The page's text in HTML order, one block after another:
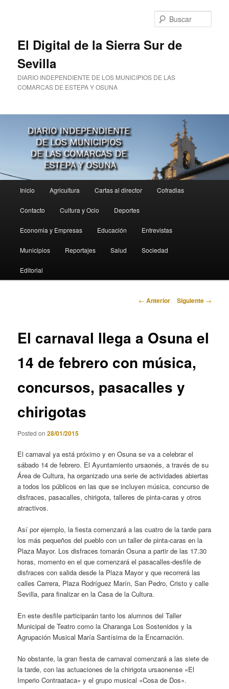
El Digital de la Sierra Sur de
Sevilla
DIARIO INDEPENDIENTE DE LOS MUNICIPIOS DE LAS
COMARCAS DE ESTEPA Y OSUNA
principal
Inicio Agricultura Cartas al director Cofradias
Contacto Cultura y Ocio Deportes
Economia y Empresas Educación Entrevistas
Municipios Reportajes Salud Sociedad
Editorial
Navegación
← Anterior Siguiente →
El carnaval llega a Osuna el
14 de febrero con música,
concursos, pasacalles y
chirigotas
Posted on28/01/2015
El carnaval ya está próximo y en Osuna se va a celebrar el
sábado 14 de febrero. El Ayuntamiento ursaonés, a través de su
Área de Cultura, ha organizado una serie de actividades abiertas
a todos los públicos en las que se incluyen música, concurso de
disfraces, pasacalles, chirigota, talleres de pinta-caras y otros
atractivos.
Así por ejemplo, la fiesta comenzará a las cuatro de la tarde para
los más pequeños del pueblo con un taller de pinta-caras en la
Plaza Mayor. Los disfraces tomarán Osuna a partir de las 17.30
horas, momento en el que comenzará el pasacalles-desfile de
disfraces con salida desde la Plaza Mayor y que recorrerá las
calles Carrera, Plaza Rodríguez Marín, San Pedro, Cristo y calle
Sevilla, para finalizar en la Casa de la Cultura.
En este desfile participarán tanto los alumnos del Taller
Municipal de Teatro como la Charanga Los Sostenidos y la
Agrupación Musical María Santísima de la Encarnación.
No obstante, la gran fiesta de carnaval comenzará a las siete de
la tarde, con las actuaciones de la chirigota ursaonense «El
Imperio Contraataca» y el grupo musical «Cosa de Dos».